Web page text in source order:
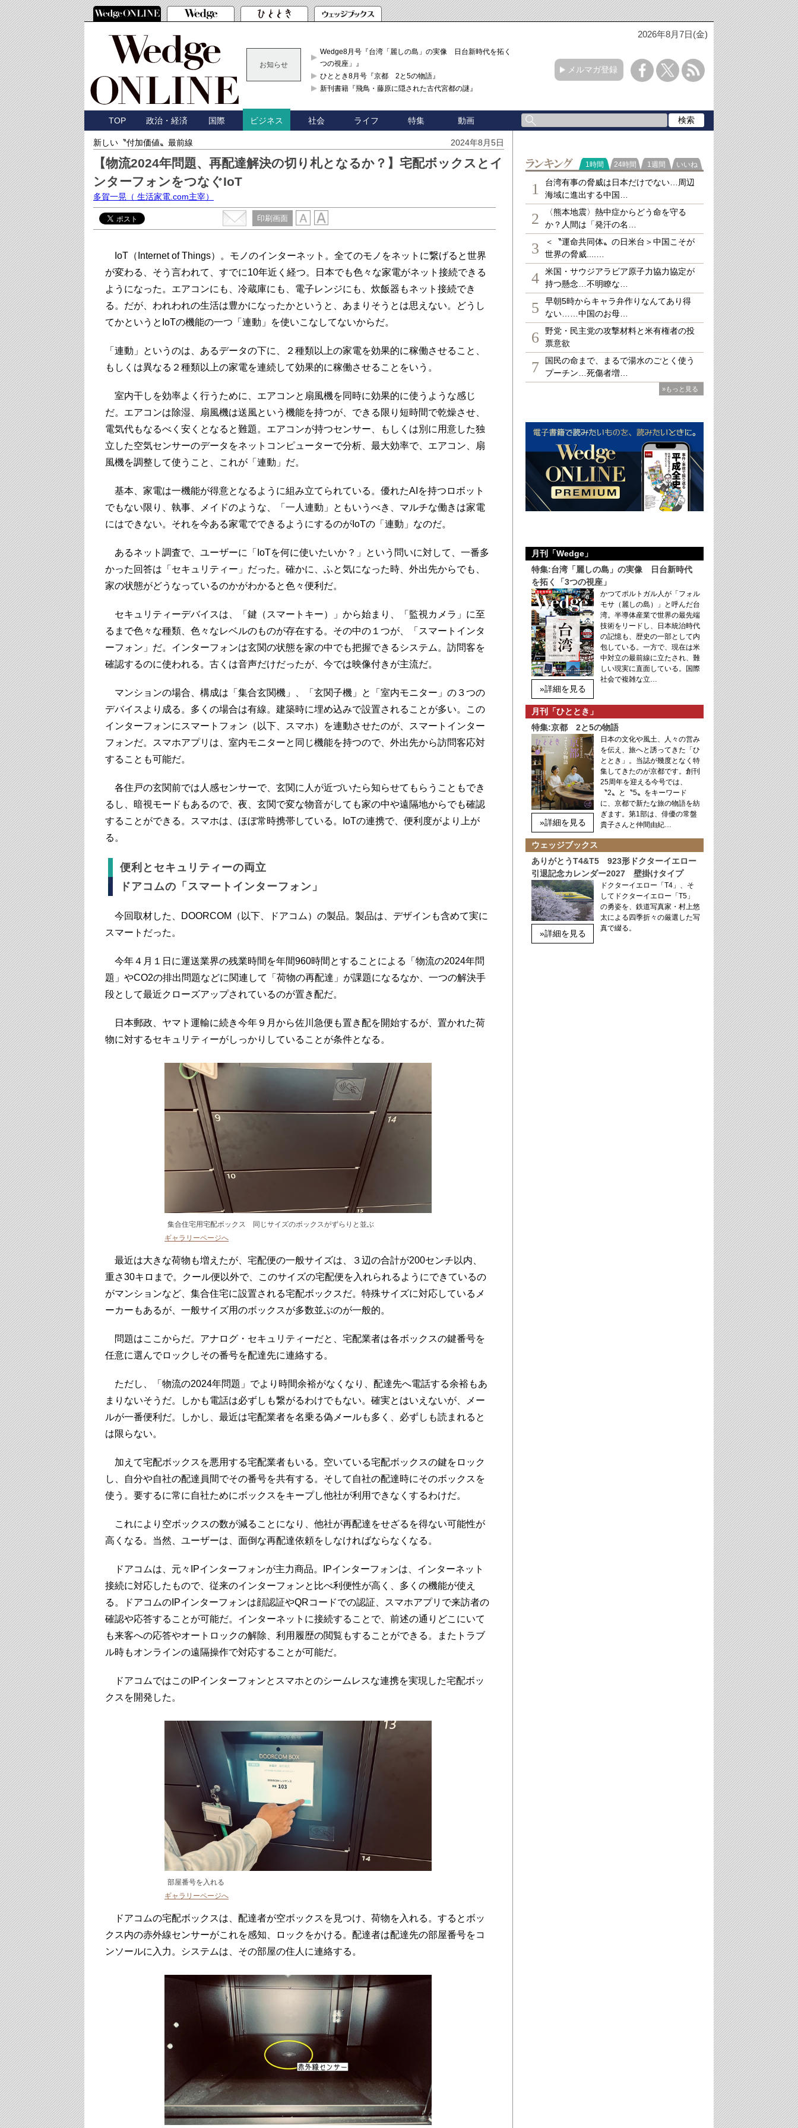
2026年8月7日(金)
お知らせ
Wedge8月号『台湾「麗しの島」の実像 日台新時代を拓く「3
つの視座」』
ひととき8月号『京都 2と5の物語』
新刊書籍『飛鳥・藤原に隠された古代宮都の謎』
メルマガ登録
TOP 政治・経済 国際 ビジネス 社会 ライフ 特集 動画
新しい〝付加価値〟最前線 2024年8月5日
【物流2024年問題、再配達解決の切り札となるか？】宅配ボックスとイ
ンターフォンをつなぐIoT
多賀一晃 （ 生活家電.com主宰）
印刷画面
IoT（Internet of Things）。モノのインターネット。全てのモノをネットに繋げると世界
が変わる、そう言われて、すでに10年近く経つ。日本でも色々な家電がネット接続できる
ようになった。エアコンにも、冷蔵庫にも、電子レンジにも、炊飯器もネット接続でき
る。だが、われわれの生活は豊かになったかというと、あまりそうとは思えない。どうし
てかというとIoTの機能の一つ「連動」を使いこなしてないからだ。
「連動」というのは、あるデータの下に、２種類以上の家電を効果的に稼働させること、
もしくは異なる２種類以上の家電を連続して効果的に稼働させることをいう。
室内干しを効率よく行うために、エアコンと扇風機を同時に効果的に使うような感じ
だ。エアコンは除湿、扇風機は送風という機能を持つが、できる限り短時間で乾燥させ、
電気代もなるべく安くとなると難題。エアコンが持つセンサー、もしくは別に用意した独
立した空気センサーのデータをネットコンピューターで分析、最大効率で、エアコン、扇
風機を調整して使うこと、これが「連動」だ。
基本、家電は一機能が得意となるように組み立てられている。優れたAIを持つロボット
でもない限り、執事、メイドのような、「一人連動」ともいうべき、マルチな働きは家電
にはできない。それを今ある家電でできるようにするのがIoTの「連動」なのだ。
あるネット調査で、ユーザーに「IoTを何に使いたいか？」という問いに対して、一番多
かった回答は「セキュリティー」だった。確かに、ふと気になった時、外出先からでも、
家の状態がどうなっているのかがわかると色々便利だ。
セキュリティーデバイスは、「鍵（スマートキー）」から始まり、「監視カメラ」に至
るまで色々な種類、色々なレベルのものが存在する。その中の１つが、「スマートインタ
ーフォン」だ。インターフォンは玄関の状態を家の中でも把握できるシステム。訪問客を
確認するのに使われる。古くは音声だけだったが、今では映像付きが主流だ。
マンションの場合、構成は「集合玄関機」、「玄関子機」と「室内モニター」の３つの
デバイスより成る。多くの場合は有線。建築時に埋め込みで設置されることが多い。この
インターフォンにスマートフォン（以下、スマホ）を連動させたのが、スマートインター
フォンだ。スマホアプリは、室内モニターと同じ機能を持つので、外出先から訪問客応対
することも可能だ。
各住戸の玄関前では人感センサーで、玄関に人が近づいたら知らせてもらうこともでき
るし、暗視モードもあるので、夜、玄関で変な物音がしても家の中や遠隔地からでも確認
することができる。スマホは、ほぼ常時携帯している。IoTの連携で、便利度がより上が
る。
便利とセキュリティーの両立
ドアコムの「スマートインターフォン」
今回取材した、DOORCOM（以下、ドアコム）の製品。製品は、デザインも含めて実に
スマートだった。
今年４月１日に運送業界の残業時間を年間960時間とすることによる「物流の2024年問
題」やCO2の排出問題などに関連して「荷物の再配達」が課題になるなか、一つの解決手
段として最近クローズアップされているのが置き配だ。
日本郵政、ヤマト運輸に続き今年９月から佐川急便も置き配を開始するが、置かれた荷
物に対するセキュリティーがしっかりしていることが条件となる。
集合住宅用宅配ボックス 同じサイズのボックスがずらりと並ぶ
ギャラリーページへ
最近は大きな荷物も増えたが、宅配便の一般サイズは、３辺の合計が200センチ以内、
重さ30キロまで。クール便以外で、このサイズの宅配便を入れられるようにできているの
がマンションなど、集合住宅に設置される宅配ボックスだ。特殊サイズに対応しているメ
ーカーもあるが、一般サイズ用のボックスが多数並ぶのが一般的。
問題はここからだ。アナログ・セキュリティーだと、宅配業者は各ボックスの鍵番号を
任意に選んでロックしその番号を配達先に連絡する。
ただし、「物流の2024年問題」でより時間余裕がなくなり、配達先へ電話する余裕もあ
まりないそうだ。しかも電話は必ずしも繋がるわけでもない。確実とはいえないが、メー
ルが一番便利だ。しかし、最近は宅配業者を名乗る偽メールも多く、必ずしも読まれると
は限らない。
加えて宅配ボックスを悪用する宅配業者もいる。空いている宅配ボックスの鍵をロック
し、自分や自社の配達員間でその番号を共有する。そして自社の配達時にそのボックスを
使う。要するに常に自社ためにボックスをキープし他社が利用できなくするわけだ。
これにより空ボックスの数が減ることになり、他社が再配達をせざるを得ない可能性が
高くなる。当然、ユーザーは、面倒な再配達依頼をしなければならなくなる。
ドアコムは、元々IPインターフォンが主力商品。IPインターフォンは、インターネット
接続に対応したもので、従来のインターフォンと比べ利便性が高く、多くの機能が使え
る。ドアコムのIPインターフォンは顔認証やQRコードでの認証、スマホアプリで来訪者の
確認や応答することが可能だ。インターネットに接続することで、前述の通りどこにいて
も来客への応答やオートロックの解除、利用履歴の閲覧もすることができる。またトラブ
ル時もオンラインの遠隔操作で対応することが可能だ。
ドアコムではこのIPインターフォンとスマホとのシームレスな連携を実現した宅配ボッ
クスを開発した。
部屋番号を入れる
ギャラリーページへ
ドアコムの宅配ボックスは、配達者が空ボックスを見つけ、荷物を入れる。するとボッ
クス内の赤外線センサーがこれを感知、ロックをかける。配達者は配達先の部屋番号をコ
ンソールに入力。システムは、その部屋の住人に連絡する。
ランキング
1時間 24時間 1週間 いいね
1
台湾有事の脅威は日本だけでない…周辺
海域に進出する中国…
2
〈熊本地震〉熱中症からどう命を守る
か？人間は「発汗の名…
3
＜〝運命共同体〟の日米台＞中国こそが
世界の脅威....…
4
米国・サウジアラビア原子力協力協定が
持つ懸念…不明瞭な…
5
早朝5時からキャラ弁作りなんてあり得
ない……中国のお母…
6
野党・民主党の攻撃材料と米有権者の投
票意欲
7
国民の命まで、まるで湯水のごとく使う
プーチン…死傷者増…
»もっと見る
月刊「Wedge」
特集:台湾「麗しの島」の実像 日台新時代
を拓く「3つの視座」
»詳細を見る
かつてポルトガル人が「フォル
モサ（麗しの島）」と呼んだ台
湾。半導体産業で世界の最先端
技術をリードし、日本統治時代
の記憶も、歴史の一部として内
包している。一方で、現在は米
中対立の最前線に立たされ、難
しい現実に直面している。国際
社会で複雑な立…
月刊「ひととき」
特集:京都 2と5の物語
»詳細を見る
日本の文化や風土、人々の営み
を伝え、旅へと誘ってきた「ひ
ととき」。当誌が幾度となく特
集してきたのが京都です。創刊
25周年を迎える今号では、
〝2〟と〝5〟をキーワード
に、京都で新たな旅の物語を紡
ぎます。第1部は、俳優の常盤
貴子さんと仲間由紀…
ウェッジブックス
ありがとうT4&T5 923形ドクターイエロー
引退記念カレンダー2027 壁掛けタイプ
»詳細を見る
ドクターイエロー「T4」、そ
してドクターイエロー「T5」
の勇姿を、鉄道写真家・村上悠
太による四季折々の厳選した写
真で綴る。